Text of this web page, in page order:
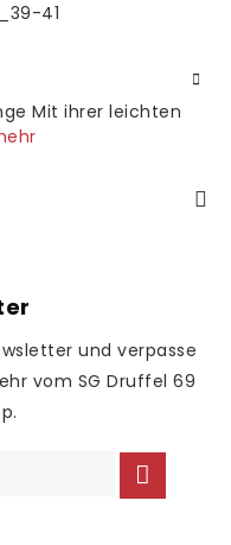
41
Mit ihrer leichten
und verpasse
vom SG Druffel 69